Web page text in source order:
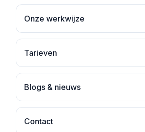
Onze werkwijze
Tarieven
Blogs & nieuws
Contact